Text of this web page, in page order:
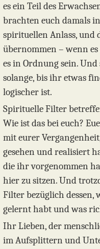
es ein Teil des
brachten euch damals
spirituellen Anlass, und
übernommen – wenn
es in Ordnung sein.
solange, bis ihr etwas
logischer ist.
Spirituelle Filter
Wie ist das bei euch?
mit eurer
gesehen und realisiert
die ihr vorgenommen
hier zu sitzen. Und
Filter bezüglich
gelernt habt und was
Ihr Lieben, der
im Aufsplittern und